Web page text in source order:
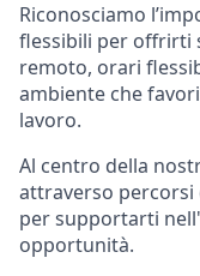
Riconosciamo
flessibili per offrirti
remoto, orari
ambiente che
lavoro.
Al centro della
attraverso percorsi
per supportarti
opportunità.